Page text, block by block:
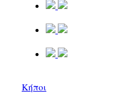
Κήποι